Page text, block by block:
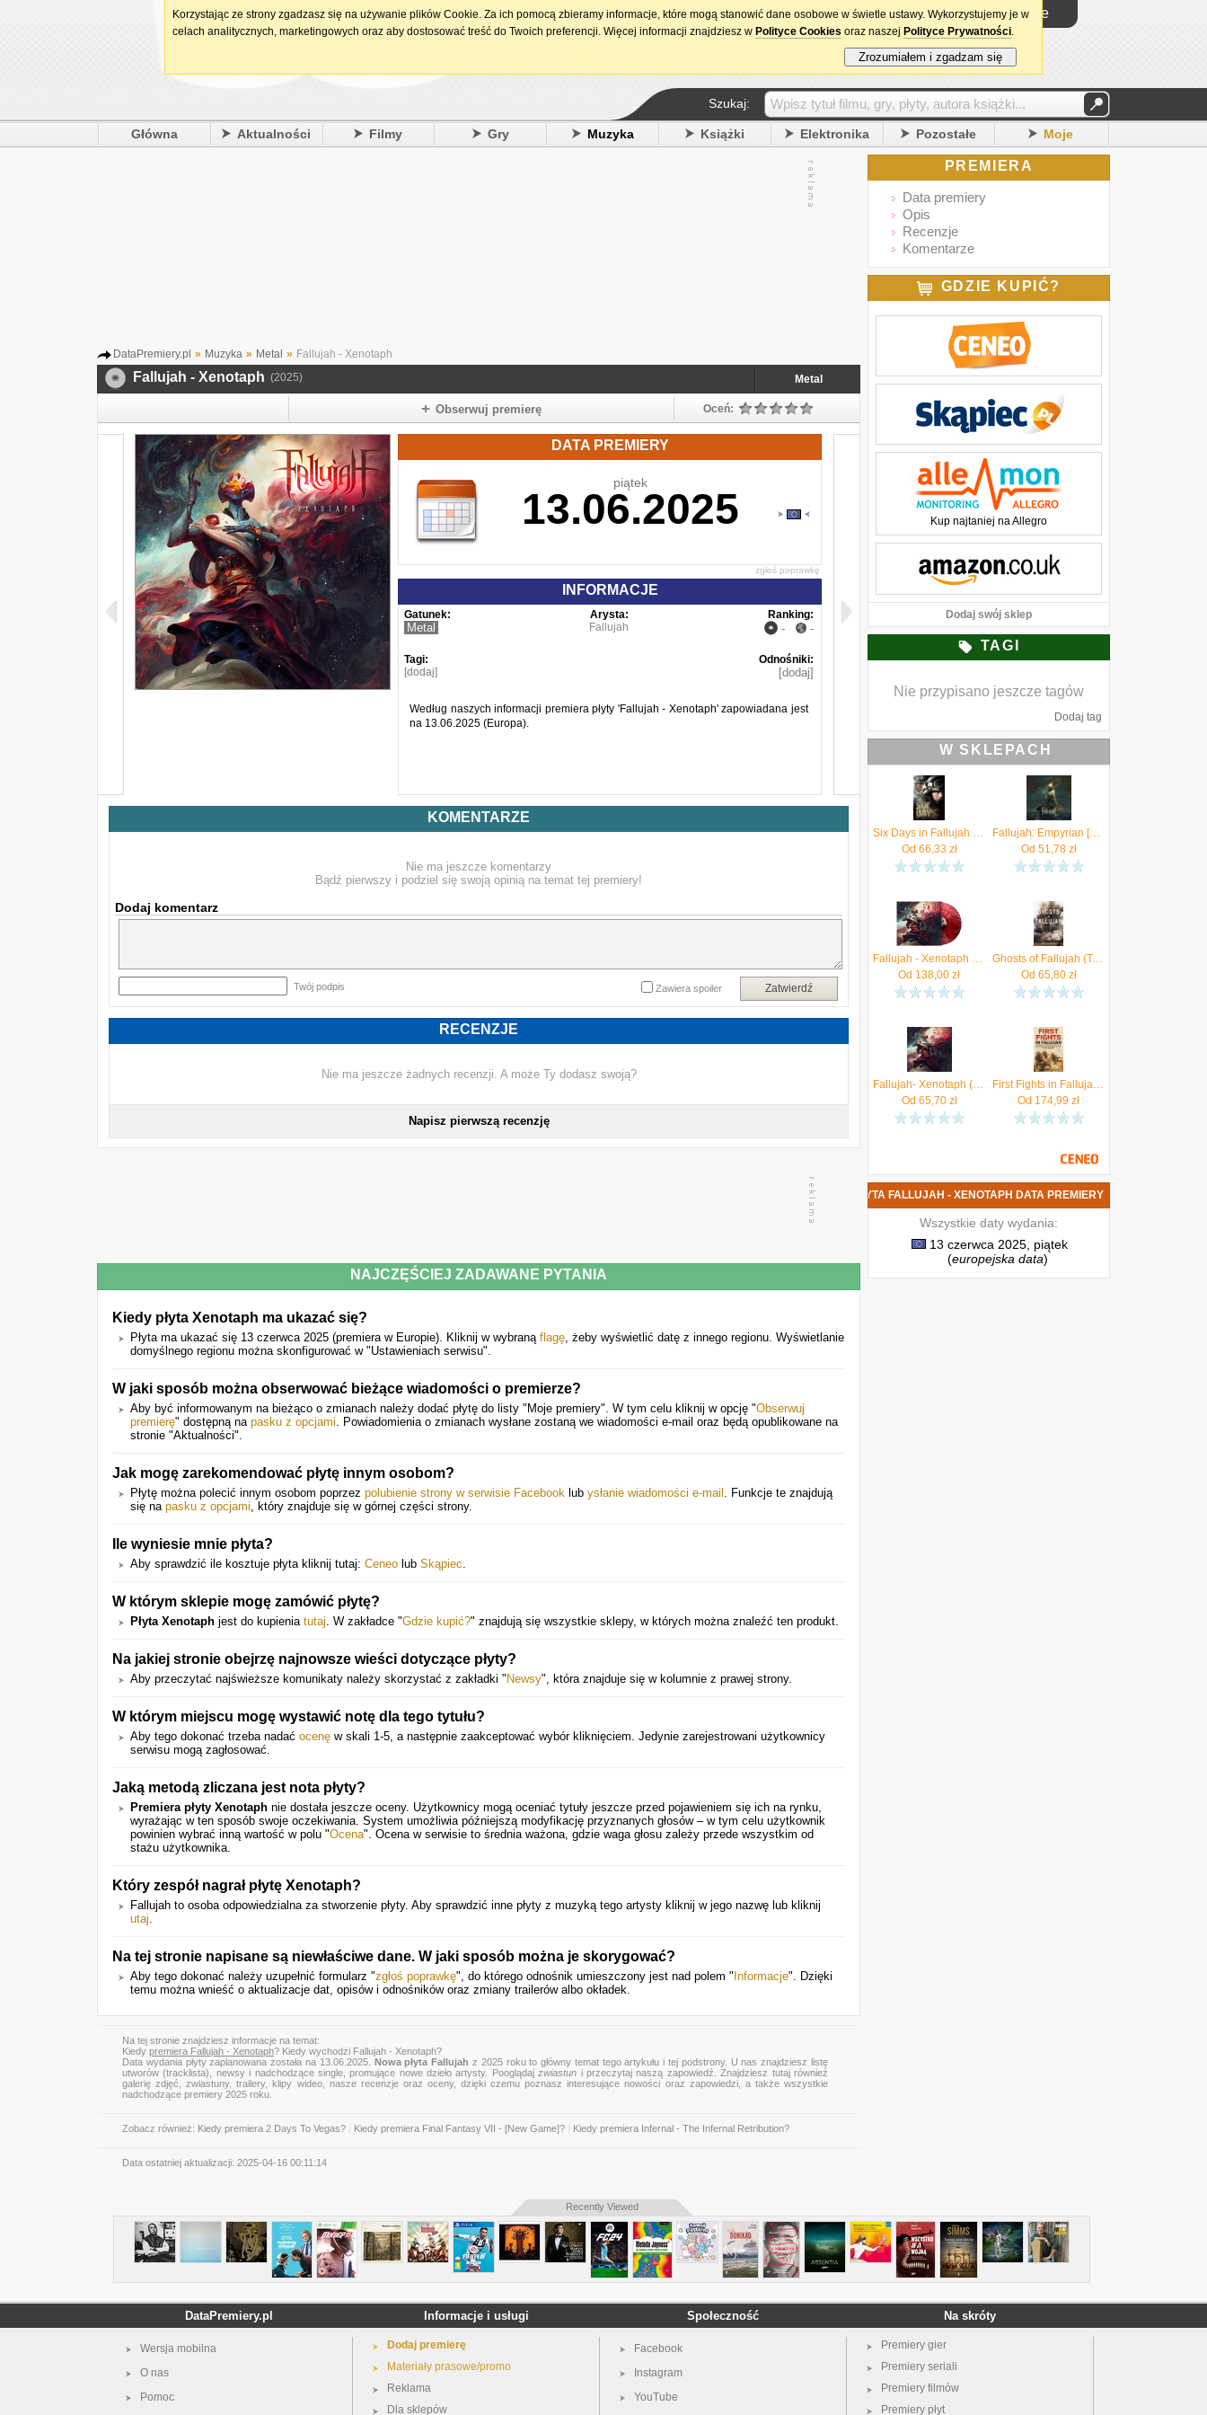
15. urodziny DataPremiery.pl Logowanie
Szukaj:
Główna Aktualności Filmy Gry Muzyka Książki Elektronika Pozostałe Moje
DataPremiery.pl » Muzyka » Metal » Fallujah - Xenotaph
Fallujah - Xenotaph (2025) Metal
Obserwuj premierę Oceń:
DATA PREMIERY
piątek
13.06.2025
zgłoś poprawkę
INFORMACJE
Gatunek:
Metal
Arysta:
Fallujah
Ranking:
- -
Tagi:
[dodaj]
Odnośniki:
[dodaj]
Według naszych informacji premiera płyty 'Fallujah - Xenotaph' zapowiadana jest
na 13.06.2025 (Europa).
KOMENTARZE
Nie ma jeszcze komentarzy
Bądź pierwszy i podziel się swoją opinią na temat tej premiery!
Dodaj komentarz
Twój podpis Zatwierdź
Zawiera spoiler
RECENZJE
Nie ma jeszcze żadnych recenzji. A może Ty dodasz swoją?
Napisz pierwszą recenzję
NAJCZĘŚCIEJ ZADAWANE PYTANIA
Kiedy płyta Xenotaph ma ukazać się?
Płyta ma ukazać się 13 czerwca 2025 (premiera w Europie). Kliknij w wybraną flagę, żeby wyświetlić datę z innego regionu. Wyświetlanie
domyślnego regionu można skonfigurować w "Ustawieniach serwisu".
W jaki sposób można obserwować bieżące wiadomości o premierze?
Aby być informowanym na bieżąco o zmianach należy dodać płytę do listy "Moje premiery". W tym celu kliknij w opcję "Obserwuj
premierę" dostępną na pasku z opcjami. Powiadomienia o zmianach wysłane zostaną we wiadomości e-mail oraz będą opublikowane na
stronie "Aktualności".
Jak mogę zarekomendować płytę innym osobom?
Płytę można polecić innym osobom poprzez polubienie strony w serwisie Facebook lub ysłanie wiadomości e-mail . Funkcje te znajdują
się na pasku z opcjami, który znajduje się w górnej części strony.
Ile wyniesie mnie płyta?
Aby sprawdzić ile kosztuje płyta kliknij tutaj: Ceneo lub Skąpiec.
W którym sklepie mogę zamówić płytę?
Płyta Xenotaph jest do kupienia tutaj. W zakładce "Gdzie kupić?" znajdują się wszystkie sklepy, w których można znaleźć ten produkt.
Na jakiej stronie obejrzę najnowsze wieści dotyczące płyty?
Aby przeczytać najświeższe komunikaty należy skorzystać z zakładki " Newsy", która znajduje się w kolumnie z prawej strony.
W którym miejscu mogę wystawić notę dla tego tytułu?
Aby tego dokonać trzeba nadać ocenę w skali 1-5, a następnie zaakceptować wybór kliknięciem. Jedynie zarejestrowani użytkownicy
serwisu mogą zagłosować.
Jaką metodą zliczana jest nota płyty?
Premiera płyty Xenotaph nie dostała jeszcze oceny. Użytkownicy mogą oceniać tytuły jeszcze przed pojawieniem się ich na rynku,
wyrażając w ten sposób swoje oczekiwania. System umożliwia późniejszą modyfikację przyznanych głosów – w tym celu użytkownik
powinien wybrać inną wartość w polu "Ocena". Ocena w serwisie to średnia ważona, gdzie waga głosu zależy przede wszystkim od
stażu użytkownika.
Który zespół nagrał płytę Xenotaph?
Fallujah to osoba odpowiedzialna za stworzenie płyty. Aby sprawdzić inne płyty z muzyką tego artysty kliknij w jego nazwę lub kliknij
utaj.
Na tej stronie napisane są niewłaściwe dane. W jaki sposób można je skorygować?
Aby tego dokonać należy uzupełnić formularz "zgłoś poprawkę", do którego odnośnik umieszczony jest nad polem " Informacje". Dzięki
temu można wnieść o aktualizacje dat, opisów i odnośników oraz zmiany trailerów albo okładek.
Na tej stronie znajdziesz informacje na temat:
Kiedy premiera Fallujah - Xenotaph? Kiedy wychodzi Fallujah - Xenotaph?
Data wydania płyty zaplanowana została na 13.06.2025. Nowa płyta Fallujah z 2025 roku to główny temat tego artykułu i tej podstrony. U nas znajdziesz listę
utworów (tracklista), newsy i nadchodzące single, promujące nowe dzieło artysty. Pooglądajzwiastun i przeczytaj naszą zapowiedź. Znajdziesz tutaj również
galerię zdjęć, zwiastuny, trailery, klipy wideo, nasze recenzje oraz oceny, dzięki czemu poznasz interesujące nowości oraz zapowiedzi, a także wszystkie
nadchodzące premiery 2025 roku.
Zobacz również: Kiedy premiera 2 Days To Vegas? Kiedy premiera Final Fantasy VII - [New Game]? Kiedy premiera Infernal - The Infernal Retribution?
Data ostatniej aktualizacji: 2025-04-16 00:11:14
PREMIERA
Data premiery
Opis
Recenzje
Komentarze
GDZIE KUPIĆ?
Kup najtaniej na Allegro
Dodaj swój sklep
TAGI
Nie przypisano jeszcze tagów
Dodaj tag
W SKLEPACH
Six Days in Fallujah (Digital)
Od 66,33 zł
Fallujah: Empyrian [CD]
Od 51,78zł
Fallujah - Xenotaph (Winyl)
Od 138,00 zł
Ghosts of Fallujah (Tyler Coley D.)
Od 65,80zł
Fallujah- Xenotaph (CD)
Od 65,70zł
First Fights in Fallujah: Marines During Operation Vigilant Resolve, in Iraq, April 2004
Od 174,99 zł
NOWA PŁYTA FALLUJAH - XENOTAPH DATA PREMIERY
Wszystkie daty wydania:
13 czerwca 2025, piątek
(europejska data)
Recently Viewed
DataPremiery.pl
Wersja mobilna
O nas
Pomoc
Informacje i usługi
Dodaj premierę
Materiały prasowe/promo
Reklama
Dla sklepów
Społeczność
Facebook
Instagram
YouTube
Na skróty
Premiery gier
Premiery seriali
Premiery filmów
Premiery płyt
Korzystając ze strony zgadzasz się na używanie plików Cookie. Za ich pomocą zbieramy informacje, które mogą stanowić dane osobowe w świetle ustawy. Wykorzystujemy je w
celach analitycznych, marketingowych oraz aby dostosować treść do Twoich preferencji. Więcej informacji znajdziesz w Polityce Cookies oraz naszej Polityce Prywatności.
Zrozumiałem i zgadzam się